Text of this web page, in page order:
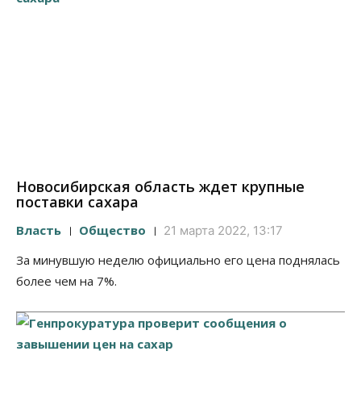
Новосибирская область ждет крупные
поставки сахара
Власть Общество 21 марта 2022, 13:17
За минувшую неделю официально его цена поднялась
более чем на 7%.